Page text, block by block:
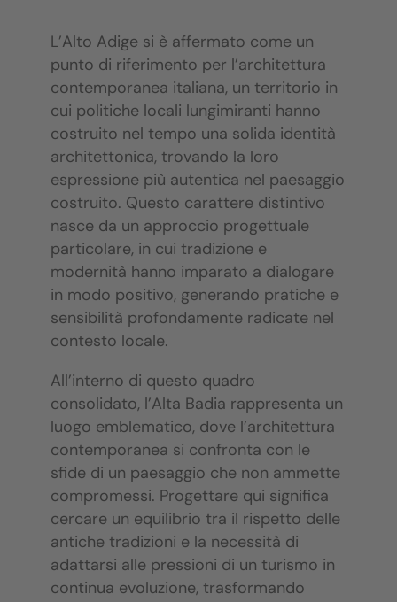
L’Alto Adige si è affermato come un
punto di riferimento per l’architettura
contemporanea italiana, un territorio in
cui politiche locali lungimiranti hanno
costruito nel tempo una solida identità
architettonica, trovando la loro
espressione più autentica nel paesaggio
costruito. Questo carattere distintivo
nasce da un approccio progettuale
particolare, in cui tradizione e
modernità hanno imparato a dialogare
in modo positivo, generando pratiche e
sensibilità profondamente radicate nel
contesto locale.
All’interno di questo quadro
consolidato, l’Alta Badia rappresenta un
luogo emblematico, dove l’architettura
contemporanea si confronta con le
sfide di un paesaggio che non ammette
compromessi. Progettare qui significa
cercare un equilibrio tra il rispetto delle
antiche tradizioni e la necessità di
adattarsi alle pressioni di un turismo in
continua evoluzione, trasformando